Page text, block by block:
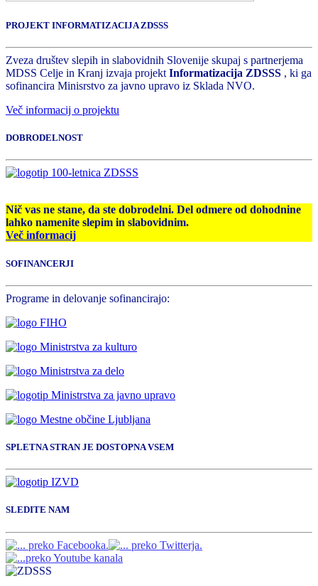
PROJEKT INFORMATIZACIJA ZDSSS
Zveza društev slepih in slabovidnih Slovenije skupaj s partnerjema
MDSS Celje in Kranj izvaja projekt Informatizacija ZDSSS , ki ga
sofinancira Minisrstvo za javno upravo iz Sklada NVO.
Več informacij o projektu
DOBRODELNOST
Nič vas ne stane, da ste dobrodelni. Del odmere od dohodnine
lahko namenite slepim in slabovidnim.
Več informacij
SOFINANCERJI
Programe in delovanje sofinancirajo:
SPLETNA STRAN JE DOSTOPNA VSEM
SLEDITE NAM